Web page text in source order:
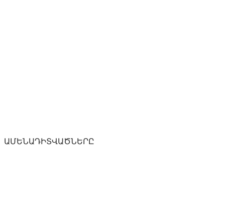
ԱՄԵՆԱԴԻՏՎԱԾՆԵՐԸ